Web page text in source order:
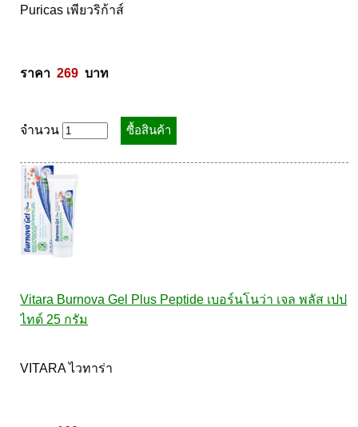
Puricas เพียวริก้าส์
ราคา 269
  บาท
จำนวน
Vitara Burnova Gel Plus Peptide เบอร์นโนว่า เจล พลัส เปป
ไทด์ 25 กรัม
VITARA ไวทาร่า